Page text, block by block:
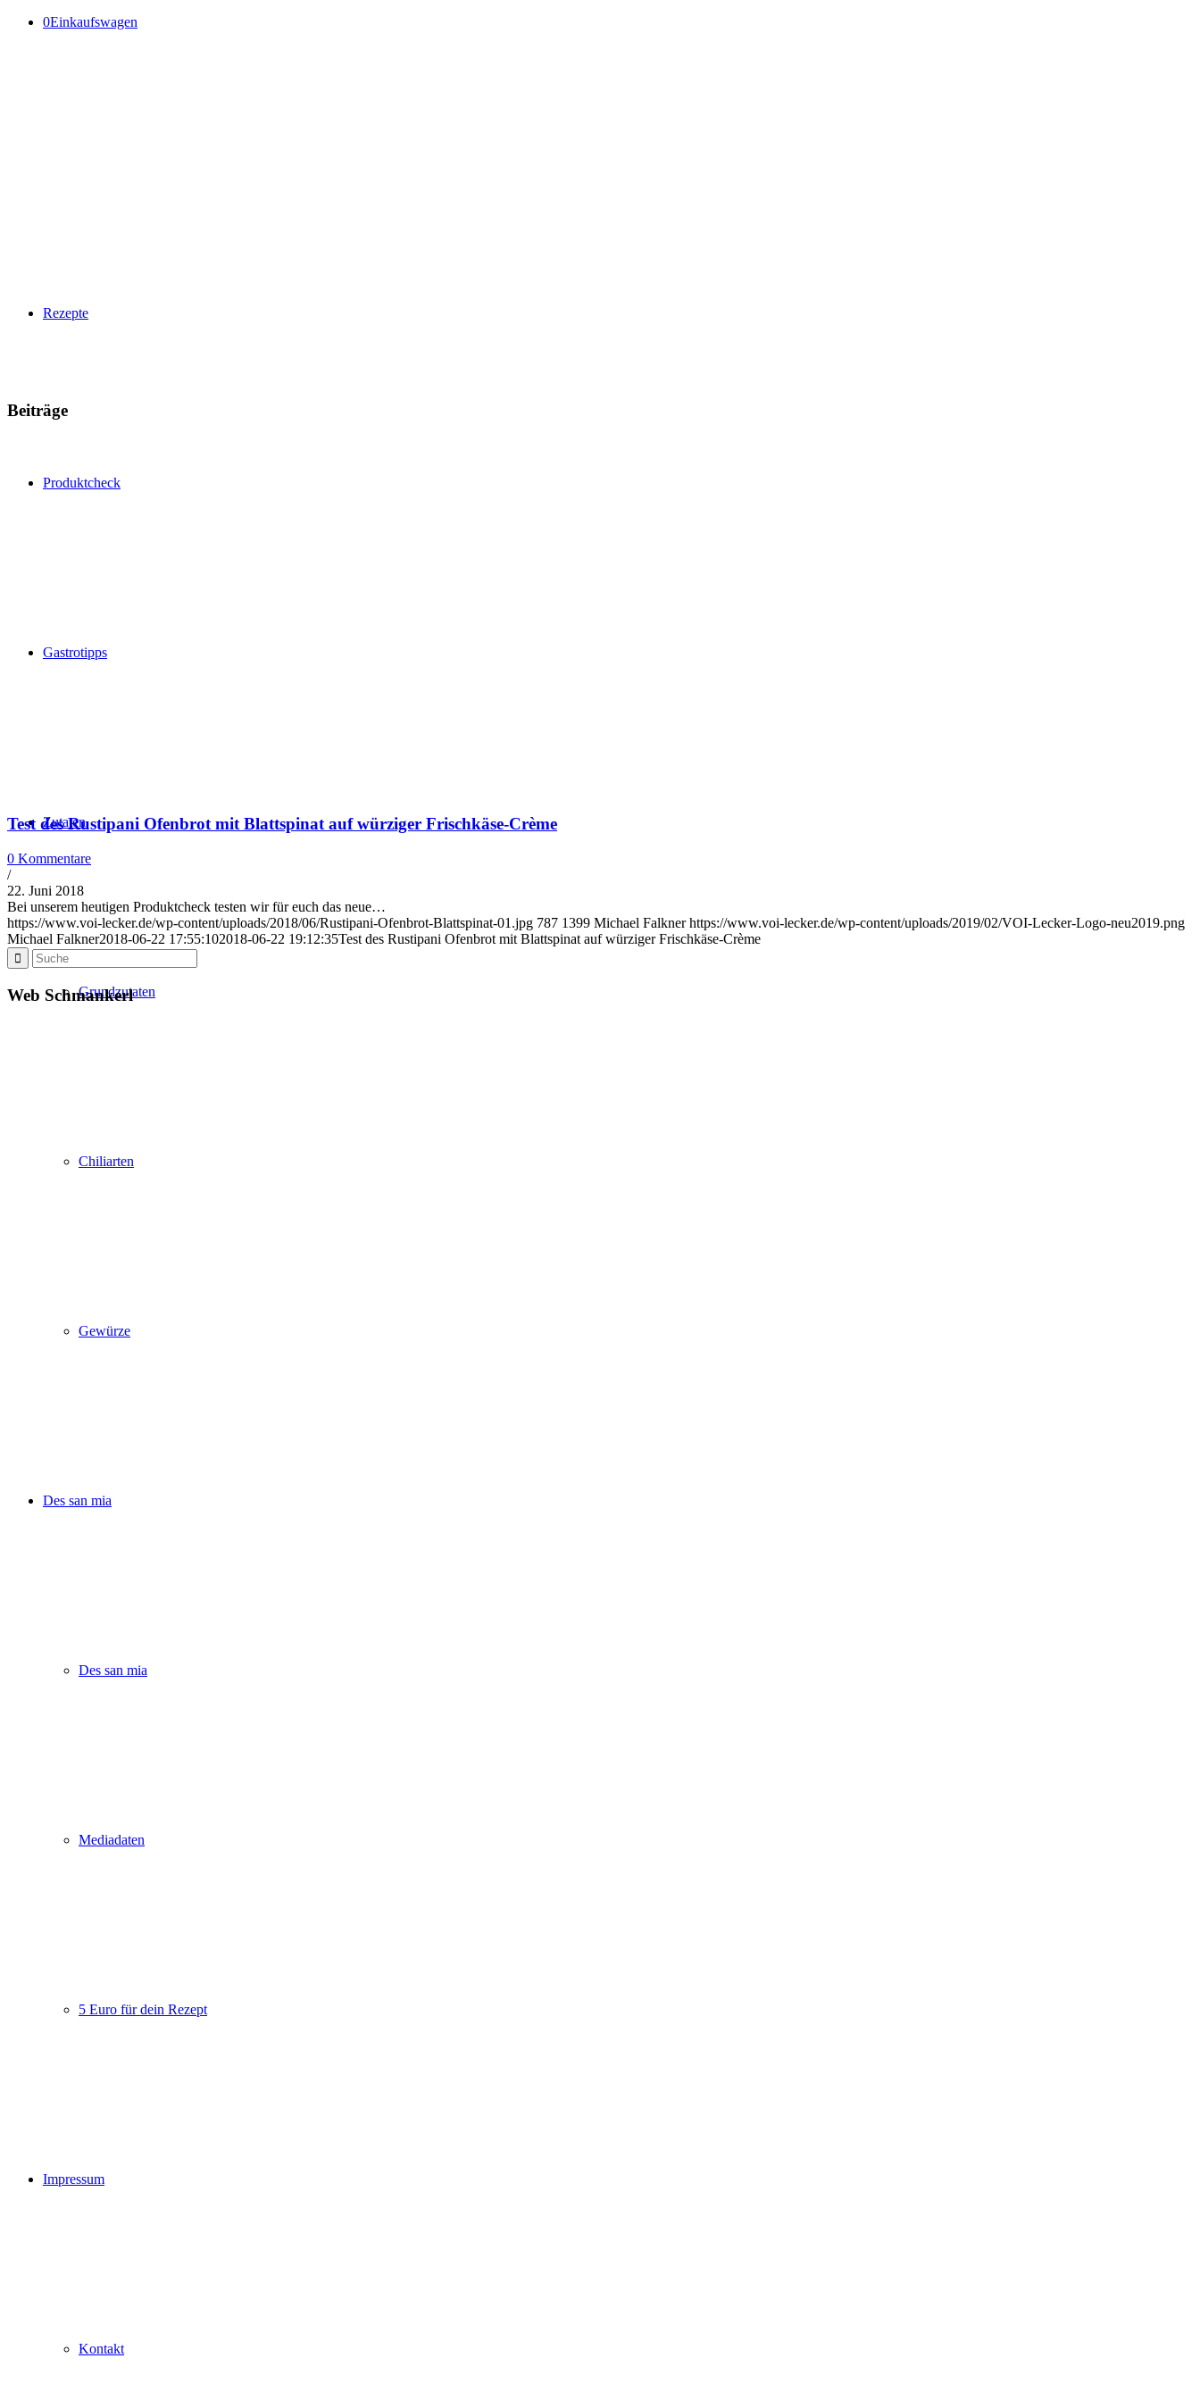
0Einkaufswagen
Rezepte
Produktcheck
Gastrotipps
Zutaten
Grundzutaten
Chiliarten
Gewürze
Des san mia
Des san mia
Mediadaten
5 Euro für dein Rezept
Impressum
Kontakt
Beiträge
Test des Rustipani Ofenbrot mit Blattspinat auf würziger Frischkäse-Crème
0 Kommentare
/
22. Juni 2018
Bei unserem heutigen Produktcheck testen wir für euch das neue…
https://www.voi-lecker.de/wp-content/uploads/2018/06/Rustipani-Ofenbrot-Blattspinat-01.jpg 787 1399 Michael Falkner https://www.voi-lecker.de/wp-content/uploads/2019/02/VOI-Lecker-Logo-neu2019.png
Michael Falkner2018-06-22 17:55:102018-06-22 19:12:35Test des Rustipani Ofenbrot mit Blattspinat auf würziger Frischkäse-Crème
Web Schmankerl